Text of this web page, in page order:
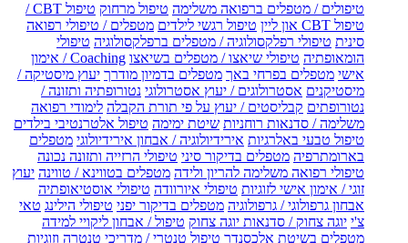
טיפולים / מטפלים ברפואה משלימה טיפול מרחוק
טיפול CBT /
טיפול CBT און ליין
טיפול רגשי לילדים מטפלים / טיפולי רפואה
סינית טיפולי רפלקסולוגיה / מטפלים ברפלקסולוגיה טיפולי
הומאופתיה טיפולי שיאצו / מטפלים בשיאצו
Coaching / אימון
אישי מטפלים בפרחי באך מטפלים בדמיון מודרך יעוץ מיסטיקה /
מיסטיקנים אסטרולוגים / יעוץ אסטרולוגי נטורופתיה ותזונה /
נטורופתים קבליסטים / יעוץ על פי תורת הקבלה לימודי רפואה
משלימה / סדנאות רוחניות שיטת ימימה טיפול אלטרנטיבי בילדים
טיפול טבעי באלרגיות אירידיולוגיה / אבחון אירידיולוגי מטפלים
בארומתרפיה מטפלים בדיקור סיני טיפולי הרזייה ותזונה נכונה
טיפולי רפואה משלימה להריון ולידה מטפלים בטווינא / טווינה יעוץ
זוגי / אימון אישי לזוגיות טיפולי איורוודה טיפולי אוסטיאופתיה
אבחון גרפולוגי / גרפולוגיה מטפלים בדיקור יפני טיפולי הילינג טאי
צ'י יוגה צחוק / סדנאות יוגה צחוק טיפול / אבחון ליקויי למידה
מטפלים בשיטת אלכסנדר טיפול טנטרי / מדריכי טנטרה וזוגיות